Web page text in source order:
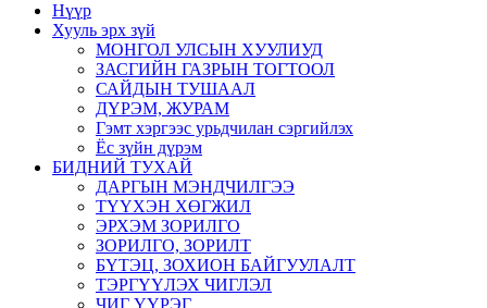
Нүүр
Хууль эрх зүй
МОНГОЛ УЛСЫН ХУУЛИУД
ЗАСГИЙН ГАЗРЫН ТОГТООЛ
САЙДЫН ТУШААЛ
ДҮРЭМ, ЖУРАМ
Гэмт хэргээс урьдчилан сэргийлэх
Ёс зүйн дүрэм
БИДНИЙ ТУХАЙ
ДАРГЫН МЭНДЧИЛГЭЭ
ТҮҮХЭН ХӨГЖИЛ
ЭРХЭМ ЗОРИЛГО
ЗОРИЛГО, ЗОРИЛТ
БҮТЭЦ, ЗОХИОН БАЙГУУЛАЛТ
ТЭРГҮҮЛЭХ ЧИГЛЭЛ
ЧИГ ҮҮРЭГ